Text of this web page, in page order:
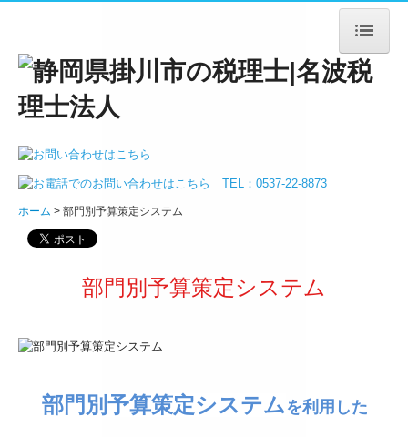
ホーム
ごあいさつ
法人概要
法人・個人事業主の皆様
ホーム 部門別予算策定システム
部門別予算策定システム
部門別予算策定システム を利用した